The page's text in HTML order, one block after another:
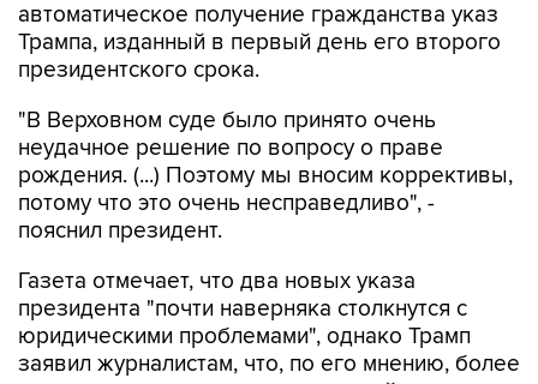
президентского срока.
"В Верховном суде было принято очень
рождения. (...) Поэтому мы вносим коррективы,
потому что это очень несправедливо", -
пояснил президент.
Газета отмечает, что два новых указа
юридическими проблемами", однако Трамп
заявил журналистам, что, по его мнению, более
узкие ограничения на этот раз пройдут
проверку на конституционность.